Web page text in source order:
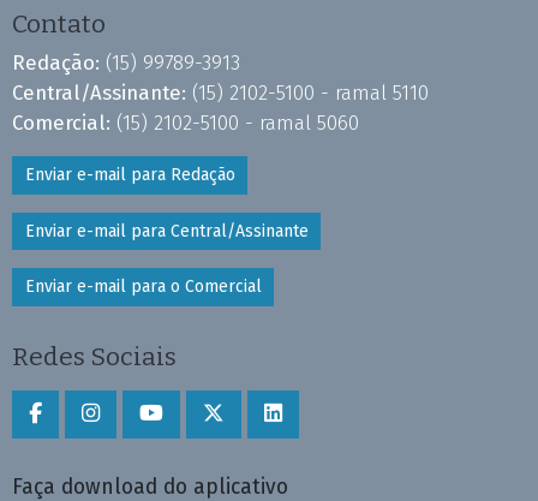
Contato
Redação: (15) 99789-3913
Central/Assinante: (15) 2102-5100 - ramal 5110
Comercial: (15) 2102-5100 - ramal 5060
Enviar e-mail para Redação
Enviar e-mail para Central/Assinante
Enviar e-mail para o Comercial
Redes Sociais
Faça download do aplicativo